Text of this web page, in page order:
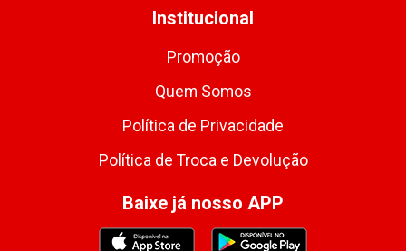
Institucional
Promoção
Quem Somos
Política de Privacidade
Política de Troca e Devolução
Baixe já nosso APP